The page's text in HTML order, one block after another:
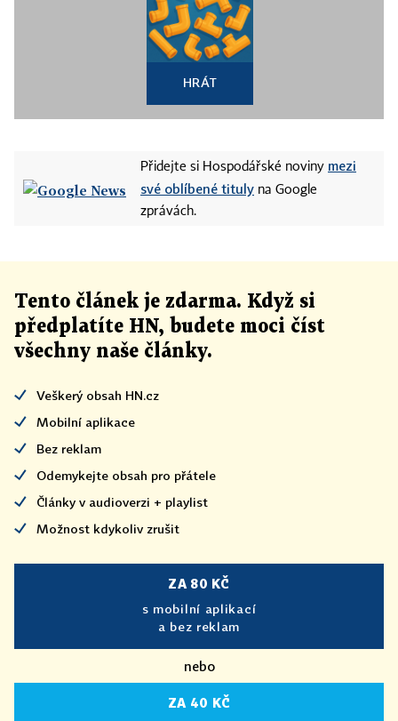
HRÁT
Přidejte si Hospodářské noviny mezi
své oblíbené tituly na Google
zprávách.
Tento článek je zdarma. Když si
předplatíte HN, budete moci číst
všechny naše články.
Veškerý obsah HN.cz
Mobilní aplikace
Bez reklam
Odemykejte obsah pro přátele
Články v audioverzi + playlist
Možnost kdykoliv zrušit
ZA 80 KČ
s mobilní aplikací
a bez reklam
nebo
ZA 40 KČ